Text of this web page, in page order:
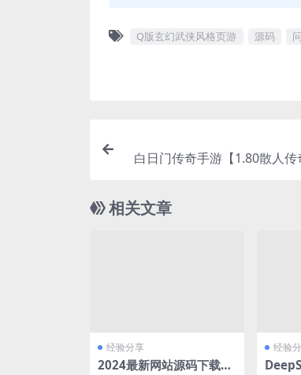
Q版玄幻武侠风格页游 源码
白日门传奇手游【1.80散人
相关文章
经验分享
2024最新网站源码下载及
经验